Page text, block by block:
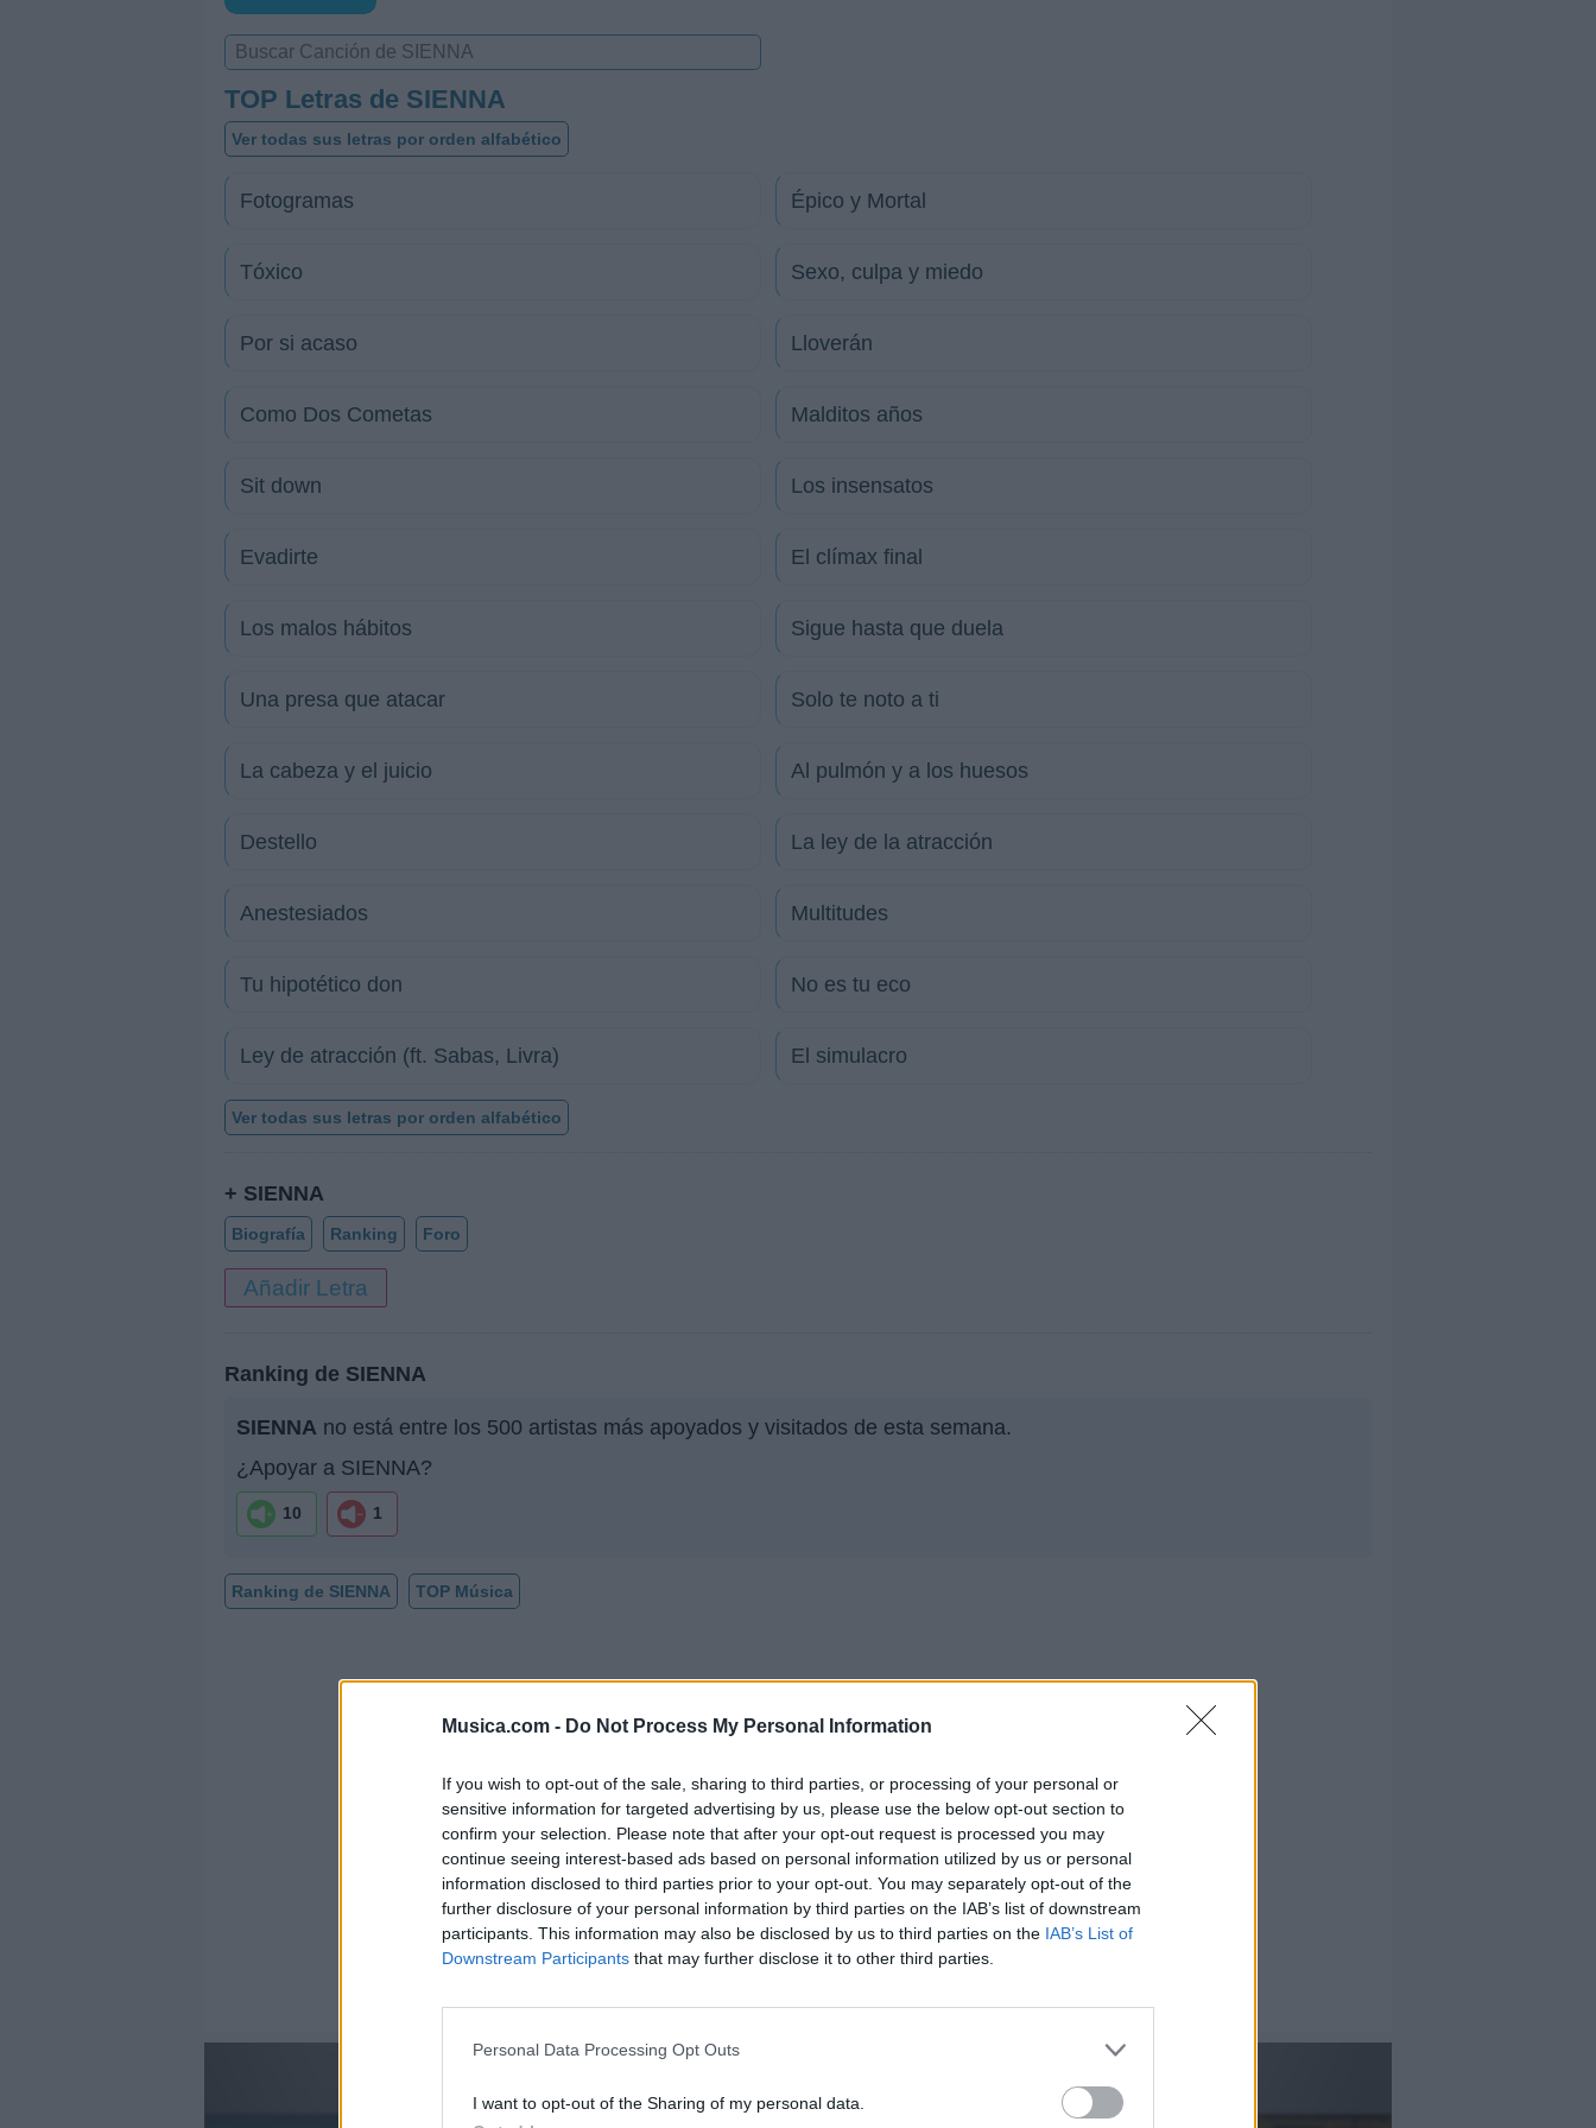
Musica.com - Do Not Process My Personal Information
If you wish to opt-out of the sale, sharing to third parties, or processing of your personal or
sensitive information for targeted advertising by us, please use the below opt-out section to
confirm your selection. Please note that after your opt-out request is processed you may
continue seeing interest-based ads based on personal information utilized by us or personal
information disclosed to third parties prior to your opt-out. You may separately opt-out of the
further disclosure of your personal information by third parties on the IAB’s list of downstream
participants. This information may also be disclosed by us to third parties on the IAB’s List of
Downstream Participants that may further disclose it to other third parties.
Personal Data Processing Opt Outs
I want to opt-out of the Sharing of my personal data.
TOP Letras de SIENNA
Ver todas sus letras por orden alfabético
Fotogramas Épico y Mortal
Tóxico Sexo, culpa y miedo
Por si acaso Lloverán
Como Dos Cometas Malditos años
Sit down Los insensatos
Evadirte El clímax final
Los malos hábitos Sigue hasta que duela
Una presa que atacar Solo te noto a ti
La cabeza y el juicio Al pulmón y a los huesos
Destello La ley de la atracción
Anestesiados Multitudes
Tu hipotético don No es tu eco
Ley de atracción (ft. Sabas, Livra) El simulacro
Ver todas sus letras por orden alfabético
+ SIENNA
Biografía Ranking Foro
Añadir Letra
Ranking de SIENNA
SIENNA no está entre los 500 artistas más apoyados y visitados de esta semana.
¿Apoyar a SIENNA?
10 1
Ranking de SIENNA TOP Música
@musicapuntocom